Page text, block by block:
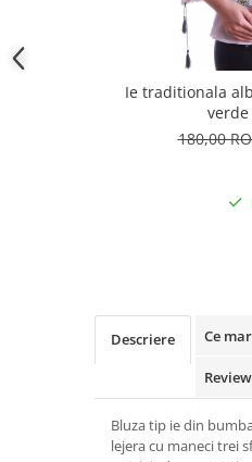
Ie traditionala
verde
180,00
Descriere Ce
Bluza tip ie din
lejera cu maneci trei